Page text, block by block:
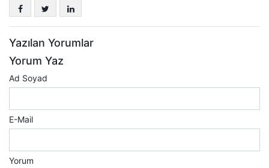
Yazılan Yorumlar
Yorum Yaz
Ad Soyad
E-Mail
Yorum